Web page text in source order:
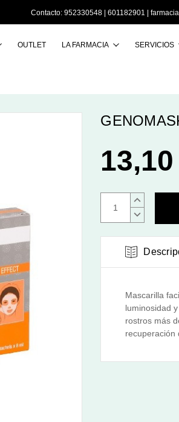
Contacto: 952330548 | 601182901 |
OUTLET LA FARMACIA SERVICIOS
AUMENTAR
DISMINUIR
CANTIDAD:
Mascarilla
luminosidad
rostros más
recuperación